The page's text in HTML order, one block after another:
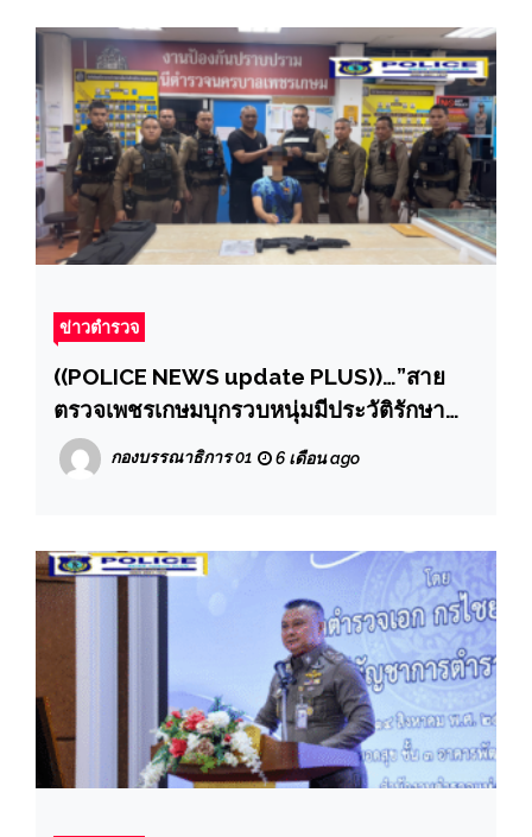
ข่าวตำรวจ
((POLICE NEWS update PLUS))…”สาย
ตรวจเพชรเกษมบุกรวบหนุ่มมีประวัติรักษา
อาการเครียด หลังพกปืนขู่เพื่อนบ้าน เรื่องที่
จอดรถ ผกก.กลัวเหตุบานปลาย สั่งยึดอาวุธปืน
กองบรรณาธิการ 01 6 เดือน ago